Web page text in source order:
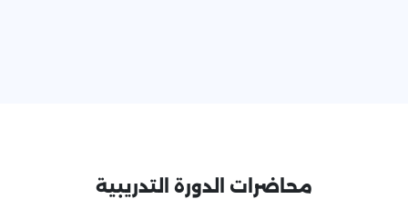
محاضرات الدورة التدريبية